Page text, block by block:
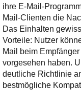
ihre E-Mail-
Mail-Clienten die
Das Einhalten
Vorteile: Nutzer
Mail beim
vorgesehen haben.
deutliche Richtlinie
bestmögliche